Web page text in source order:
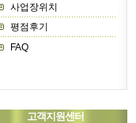
사업장위치
평점후기
FAQ
고객지원센터